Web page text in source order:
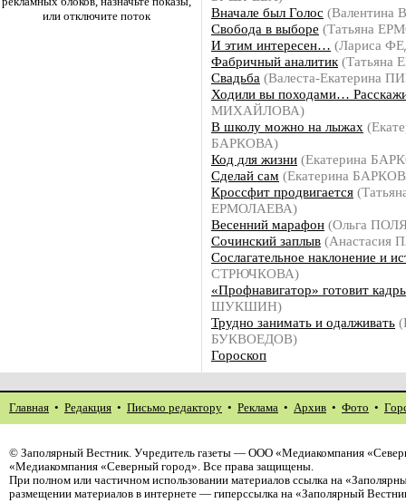
или отключите поток
Вначале был Голос (Валентина
Свобода в выборе (Татьяна
И этим интересен… (Лариса
Фабричный аналитик
Свадьба (Валеста-Екатерина
Ходили вы походами…
МИХАЙЛОВА)
В школу можно на лыжах
БАРКОВА)
Код для жизни (Екатерина
Сделай сам (Екатерина
Кроссфит продвигается
ЕРМОЛАЕВА)
Весенний марафон (Ольга
Сочинский заплыв
Сослагательное наклонение и
СТРЮЧКОВА)
«Профнавигатор» готовит
ШУКШИН)
Трудно занимать и одалживать
БУКВОЕДОВ)
Гороскоп
Главная • Редакция • Письмо редактору • Реклама • Архив • Фото •
© Заполярный Вестник. Учредитель газеты — ООО «Медиакомпания
«Медиакомпания «Северный город». Все права защищены.
При полном или частичном использовании материалов ссылка на
размещении материалов в интернете — гиперссылка на «Заполярный